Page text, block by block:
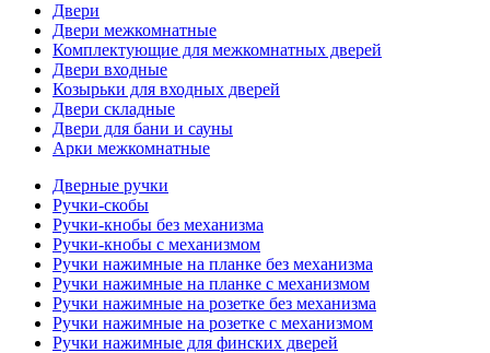
Двери
Двери межкомнатные
Комплектующие для межкомнатных дверей
Двери входные
Козырьки для входных дверей
Двери складные
Двери для бани и сауны
Арки межкомнатные
Дверные ручки
Ручки-скобы
Ручки-кнобы без механизма
Ручки-кнобы с механизмом
Ручки нажимные на планке без механизма
Ручки нажимные на планке с механизмом
Ручки нажимные на розетке без механизма
Ручки нажимные на розетке с механизмом
Ручки нажимные для финских дверей